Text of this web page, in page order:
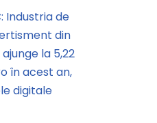
Industria de
din
la 5,22
în acest an,
digitale